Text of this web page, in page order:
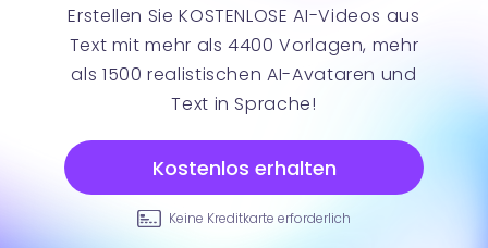
Erstellen Sie KOSTENLOSE AI-Videos aus
Text mit mehr als 4400 Vorlagen, mehr
als 1500 realistischen AI-Avataren und
Text in Sprache!
Kostenlos erhalten
Keine Kreditkarte erforderlich